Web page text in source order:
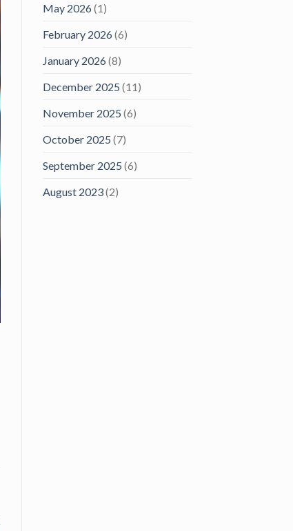
May 2026(1)
February 2026(6)
January 2026(8)
December 2025 (11)
November 2025 (6)
October 2025 (7)
September 2025 (6)
August 2023(2)